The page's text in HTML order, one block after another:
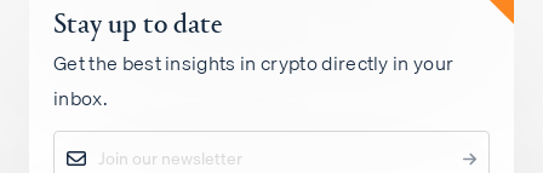
포트폴리오
Insights
Stay up to date
Get the best insights in crypto directly in your
inbox.